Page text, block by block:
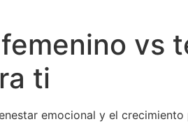
vs
ti
emocional y el